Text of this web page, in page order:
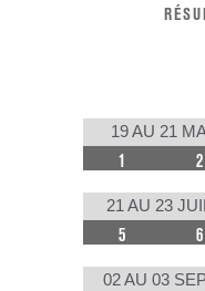
19 AU 21
1 2
21 AU 23
5 6
02 AU 03